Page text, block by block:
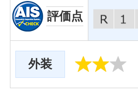
評価点
外装